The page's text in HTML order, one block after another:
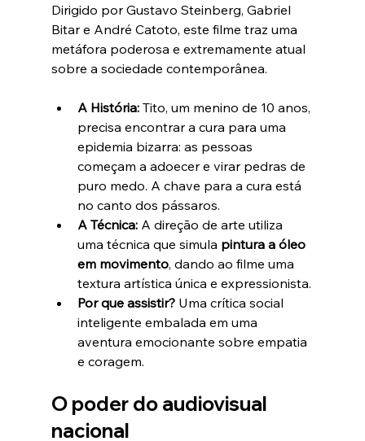
Dirigido por Gustavo Steinberg, Gabriel
Bitar e André Catoto, este filme traz uma
metáfora poderosa e extremamente atual
sobre a sociedade contemporânea.
A História: Tito, um menino de 10 anos,
precisa encontrar a cura para uma
epidemia bizarra: as pessoas
começam a adoecer e virar pedras de
puro medo. A chave para a cura está
no canto dos pássaros.
A Técnica: A direção de arte utiliza
uma técnica que simula pintura a óleo
em movimento, dando ao filme uma
textura artística única e expressionista.
Por que assistir? Uma crítica social
inteligente embalada em uma
aventura emocionante sobre empatia
e coragem.
O poder do audiovisual
nacional